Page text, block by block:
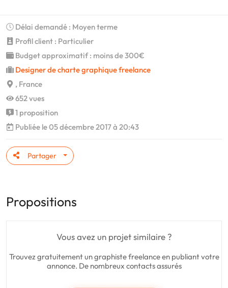
Délai demandé : Moyen terme
Profil client : Particulier
Budget approximatif : moins de 300€
Designer de charte graphique freelance
, France
652 vues
1 proposition
Publiée le 05 décembre 2017 à 20:43
Partager
Propositions
Vous avez un projet similaire ?
Trouvez gratuitement un graphiste freelance en publiant votre
annonce. De nombreux contacts assurés